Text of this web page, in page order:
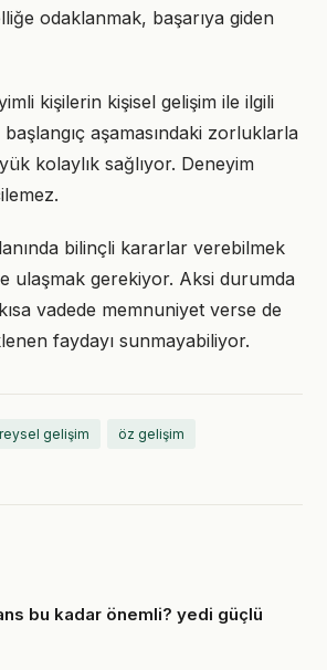
odaklanmak, başarıya giden
kişilerin kişisel gelişim ile ilgili
başlangıç aşamasındaki zorluklarla
kolaylık sağlıyor. Deneyim
bilinçli kararlar verebilmek
ulaşmak gerekiyor. Aksi durumda
vadede memnuniyet verse de
faydayı sunmayabiliyor.
gelişim öz gelişim
bu kadar önemli? yedi güçlü